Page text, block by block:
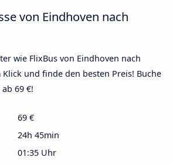
von Eindhoven nach
wie FlixBus von Eindhoven nach
und finde den besten Preis! Buche
69 €!
69 €
24h 45min
01:35 Uhr